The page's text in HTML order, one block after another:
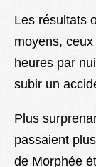
Les résultats
moyens,
heures par
subir un
Plus
passaient
de Morphée